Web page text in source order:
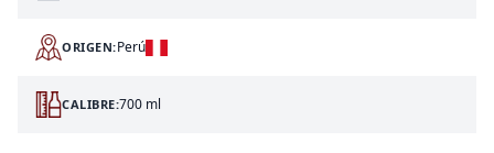
ORIGEN:Perú
CALIBRE:700 ml